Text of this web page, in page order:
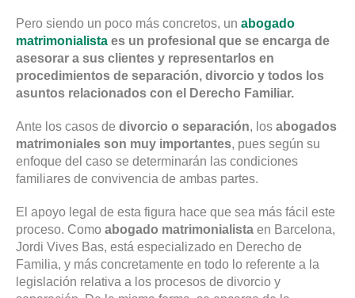
Pero siendo un poco más concretos, un abogado
matrimonialista es un profesional que se encarga de
asesorar a sus clientes y representarlos en
procedimientos de separación, divorcio y todos los
asuntos relacionados con el Derecho Familiar.
Ante los casos de divorcio o separación, los abogados
matrimoniales son muy importantes, pues según su
enfoque del caso se determinarán las condiciones
familiares de convivencia de ambas partes.
El apoyo legal de esta figura hace que sea más fácil este
proceso. Como abogado matrimonialista en Barcelona,
Jordi Vives Bas, está especializado en Derecho de
Familia, y más concretamente en todo lo referente a la
legislación relativa a los procesos de divorcio y